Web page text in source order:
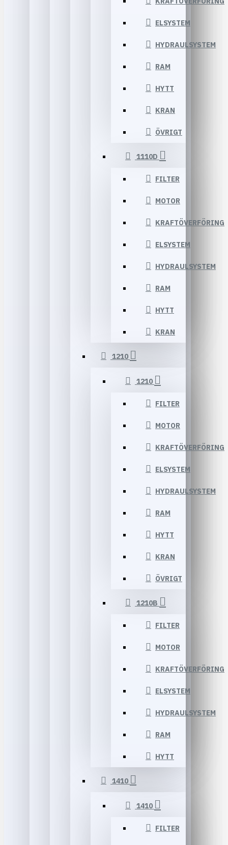
ELSYSTEM
HYDRAULSYSTEM
RAM
HYTT
KRAN
ÖVRIGT
1110D
FILTER
MOTOR
KRAFTÖVERFÖRING
ELSYSTEM
HYDRAULSYSTEM
RAM
HYTT
KRAN
1210
1210
FILTER
MOTOR
KRAFTÖVERFÖRING
ELSYSTEM
HYDRAULSYSTEM
RAM
HYTT
KRAN
ÖVRIGT
1210B
FILTER
MOTOR
KRAFTÖVERFÖRING
ELSYSTEM
HYDRAULSYSTEM
RAM
HYTT
1410
1410
FILTER